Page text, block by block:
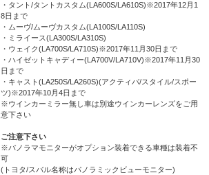
・タント/タントカスタム(LA600S/LA610S)※2017年12月1
8日まで
・ムーヴ/ムーヴカスタム(LA100S/LA110S)
・ミライース(LA300S/LA310S)
・ウェイク(LA700S/LA710S)※2017年11月30日まで
・ハイゼットキャディー(LA700V/LA710V)※2017年11月30
日まで
・キャスト(LA250S/LA260S)(アクティバ/スタイル/スポー
ツ)※2017年10月4日まで
※ウインカーミラー無し車は別途ウインカーレンズをご用
意下さい
ご注意下さい
※パノラマモニターがオプション装着できる車種は装着不
可
(トヨタ/スバル名称はパノラミックビューモニター)